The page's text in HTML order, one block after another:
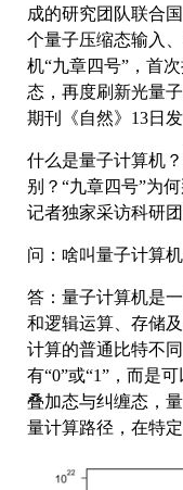
成的研究团队联合
个量子压缩态输入
机“九章四号”，首
态，再度刷新光量
期刊《自然》13日
什么是量子计算机
别？“九章四号”为
记者独家采访科研
问：啥叫量子计算机
答：量子计算机是
和逻辑运算、存储
计算的普通比特不
有“0”或“1”，而是
叠加态与纠缠态，
量计算路径，在特